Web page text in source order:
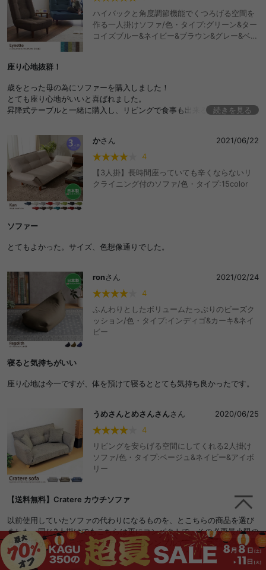
ハイバックと角度調節機能でくつろげる空間を
作る一人掛けソファ/色・タイプ:グリーン&ター
コイズブルー&ネイビー&ブラウン&グレー&ベー
座り心地抜群！
歳をとった母の為にソファーを購入しました！
とても座り心地がいいと喜ばれました。
昇降式テーブルと一緒に購入し、リビングで食事も出来るようになった
続きを見る
かさん
2021/06/22
4
【3人掛】長時間座っていても辛くならないリ
クライニング付のソファ/色・タイプ:15color
ソファー
とてもよかった。サイズ、色想像通りでした。
ronさん
2021/02/24
4
ふんわりとしたボリュームたっぷりのビーズク
ッション/色・タイプ:インディゴ&カーキ&ネイ
ビー
寝ると気持ちがいい
座り心地は今一ですが、体を預けて寝るととても気持ち良かったです。
うめさんとめさんさんさん
2020/06/25
4
リビングを安らげる空間にしてくれる2人掛け
ソファ/色・タイプ:ベージュ&ネイビー&アイボ
リー
【送料無料】Cratere カウチソファ
以前使用していたソファの代わりになるものを、とこちらの商品を選び
ました。同じ2人掛けでもこちらは更にコンパクトで、その必要最小限の
サイズ感が気に入ってます！デザインもシンプルで部屋全体がすっきり
した感じになったので、満足しています。
続きを見る